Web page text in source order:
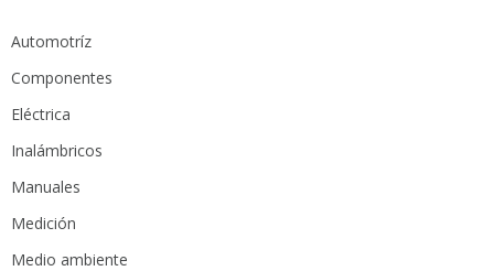
Automotríz
Componentes
Eléctrica
Inalámbricos
Manuales
Medición
Medio ambiente